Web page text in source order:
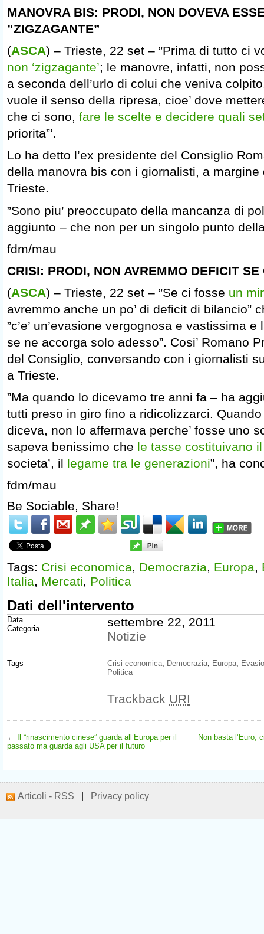
MANOVRA BIS: PRODI, NON DOVEVA
”ZIGZAGANTE”
(ASCA) – Trieste, 22 set – ”Prima di tutto ci
non ‘zigzagante’; le manovre, infatti, non
a seconda dell’urlo di colui che veniva
vuole il senso della ripresa, cioe’ dove
che ci sono, fare le scelte e decidere quali
priorita”’.
Lo ha detto l’ex presidente del Consiglio
della manovra bis con i giornalisti, a margine
Trieste.
”Sono piu’ preoccupato della mancanza di
aggiunto – che non per un singolo punto
fdm/mau
CRISI: PRODI, NON AVREMMO DEFICIT
(ASCA) – Trieste, 22 set – ”Se ci fosse un
avremmo anche un po’ di deficit di bilancio”
”c’e’ un’evasione vergognosa e vastissima
se ne accorga solo adesso”. Cosi’ Romano
del Consiglio, conversando con i giornalisti
a Trieste.
”Ma quando lo dicevamo tre anni fa – ha
tutti preso in giro fino a ridicolizzarci.
diceva, non lo affermava perche’ fosse uno
sapeva benissimo che le tasse costituivano
societa’, il legame tra le generazioni”, ha
fdm/mau
Be Sociable, Share!
Tags: Crisi economica, Democrazia, Europa,
Italia, Mercati, Politica
Dati dell'intervento
Data
Categoria
settembre 22, 2011
Notizie
Tags Crisi economica, Democrazia, Europa,
Politica
Trackback URI
←
Il “rinascimento cinese” guarda all’Europa per il
passato ma guarda agli USA per il futuro
Non basta l’Euro,
Articoli - RSS Privacy policy